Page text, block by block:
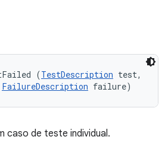
(TestDescription test,
FailureDescription failure)
caso de teste individual.